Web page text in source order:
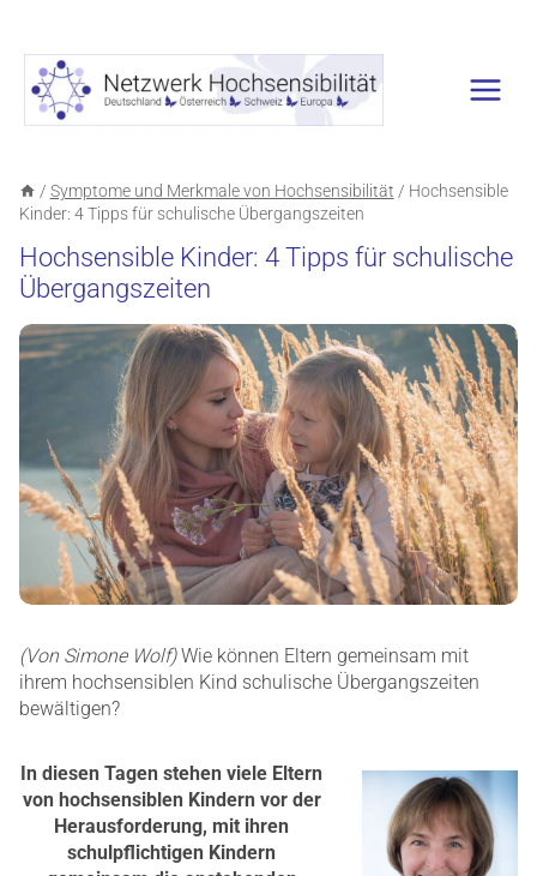
springen
/ Symptome und Merkmale von Hochsensibilität / Hochsensible
Kinder: 4 Tipps für schulische Übergangszeiten
Hochsensible Kinder: 4 Tipps für schulische
Übergangszeiten
(Von Simone Wolf)Wie können Eltern gemeinsam mit
ihrem hochsensiblen Kind schulische Übergangszeiten
bewältigen?
In diesen Tagen stehen viele Eltern
von hochsensiblen Kindern vor der
Herausforderung, mit ihren
schulpflichtigen Kindern